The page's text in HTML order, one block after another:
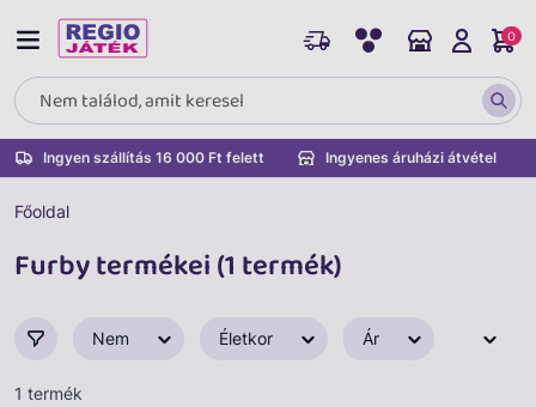
Ingyen szállítás 16 000 Ft felett Ingyenes áruházi átvétel
0
Főoldal
Furby termékei (1 termék)
Nem Életkor Ár
1 termék